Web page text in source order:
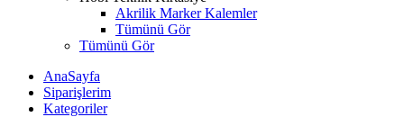
Akrilik Marker Kalemler
Tümünü Gör
Tümünü Gör
AnaSayfa
Siparişlerim
Kategoriler